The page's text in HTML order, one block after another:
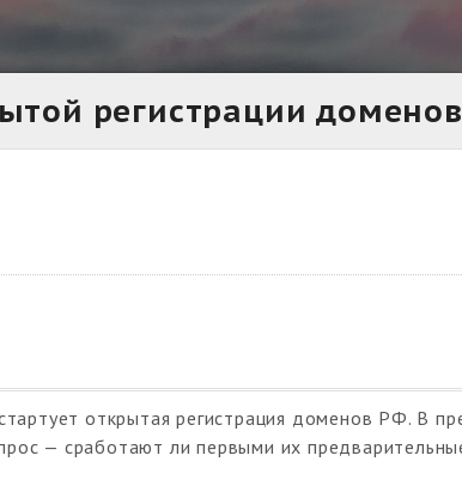
регистрации
открытая регистрация доменов РФ. В
— сработают ли первыми их предварительные